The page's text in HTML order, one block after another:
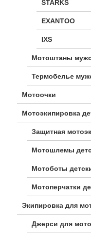
STARKS
EXANTOO
IXS
Мотоштаны
Термобелье
Мотоочки
Мотоэкипировка
Защитная
Мотошлемы
Мотоботы
Мотоперчатки
Экипировка для
Джерси для